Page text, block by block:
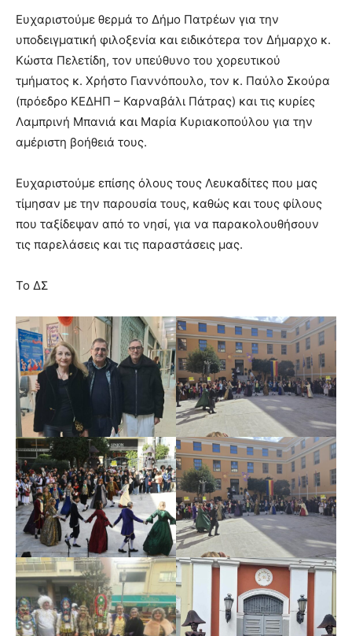
Ευχαριστούμε θερμά το Δήμο Πατρέων για την
υποδειγματική φιλοξενία και ειδικότερα τον Δήμαρχο κ.
Κώστα Πελετίδη, τον υπεύθυνο του χορευτικού
τμήματος κ. Χρήστο Γιαννόπουλο, τον κ. Παύλο Σκούρα
(πρόεδρο ΚΕΔΗΠ – Καρναβάλι Πάτρας) και τις κυρίες
Λαμπρινή Μπανιά και Μαρία Κυριακοπούλου για την
αμέριστη βοήθειά τους.
Ευχαριστούμε επίσης όλους τους Λευκαδίτες που μας
τίμησαν με την παρουσία τους, καθώς και τους φίλους
που ταξίδεψαν από το νησί, για να παρακολουθήσουν
τις παρελάσεις και τις παραστάσεις μας.
Το ΔΣ